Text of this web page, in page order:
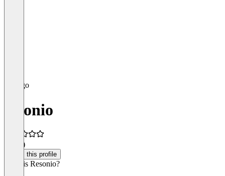
resonio
(2)
Claim this profile
What is Resonio?